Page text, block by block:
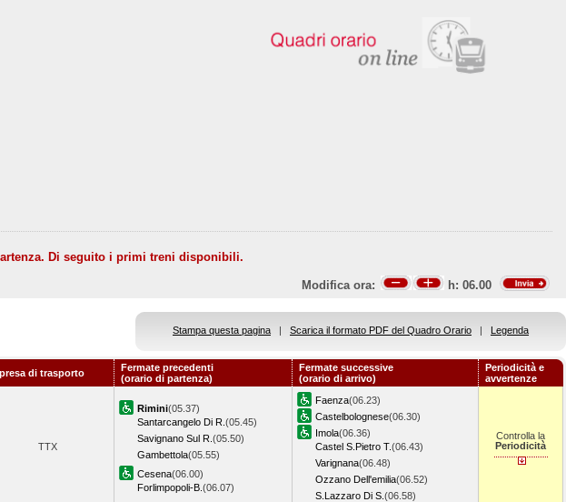
Di seguito i primi treni disponibili.
Modifica ora: h: 06.00
Stampa questa pagina | Scarica il formato PDF del Quadro Orario | Legenda
di trasporto
Fermate precedenti
(orario di partenza)
Fermate successive
(orario di arrivo)
Periodicità e
avvertenze
TTX
Rimini(05.37)
Santarcangelo Di R. (05.45)
Savignano Sul R. (05.50)
Gambettola(05.55)
Cesena(06.00)
Forlimpopoli-B. (06.07)
Faenza(06.23)
Castelbolognese(06.30)
Imola(06.36)
Castel S.Pietro T.(06.43)
Varignana(06.48)
Ozzano Dell'emilia(06.52)
S.Lazzaro Di S. (06.58)
Controlla la
Periodicità